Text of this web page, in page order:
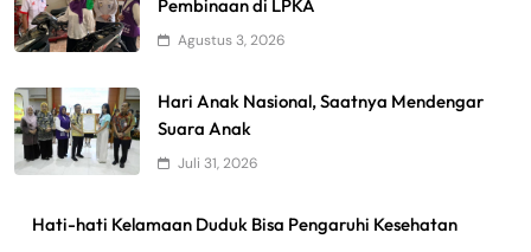
Pembinaan di LPKA
Agustus 3, 2026
Hari Anak Nasional, Saatnya Mendengar
Suara Anak
Juli 31, 2026
Hati-hati Kelamaan Duduk Bisa Pengaruhi Kesehatan